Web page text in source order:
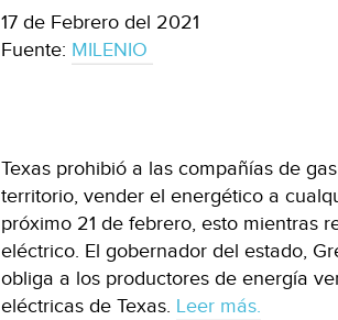
17 de Febrero del 2021
Fuente: MILENIO
Texas prohibió a las compañías de
territorio, vender el energético a
próximo 21 de febrero, esto mientras
eléctrico. El gobernador del estado,
obliga a los productores de energía
eléctricas de Texas. Leer más.